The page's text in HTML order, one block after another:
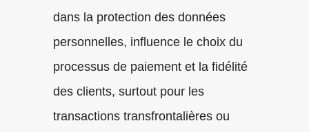
dans la protection des données
personnelles, influence le choix du
processus de paiement et la fidélité
des clients, surtout pour les
transactions transfrontalières ou